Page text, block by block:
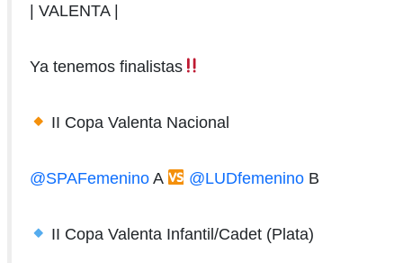
| VALENTA |
Ya tenemos finalistas
II Copa Valenta Nacional
@SPAFemeninoA @LUDfemenino B
II Copa Valenta Infantil/Cadet (Plata)